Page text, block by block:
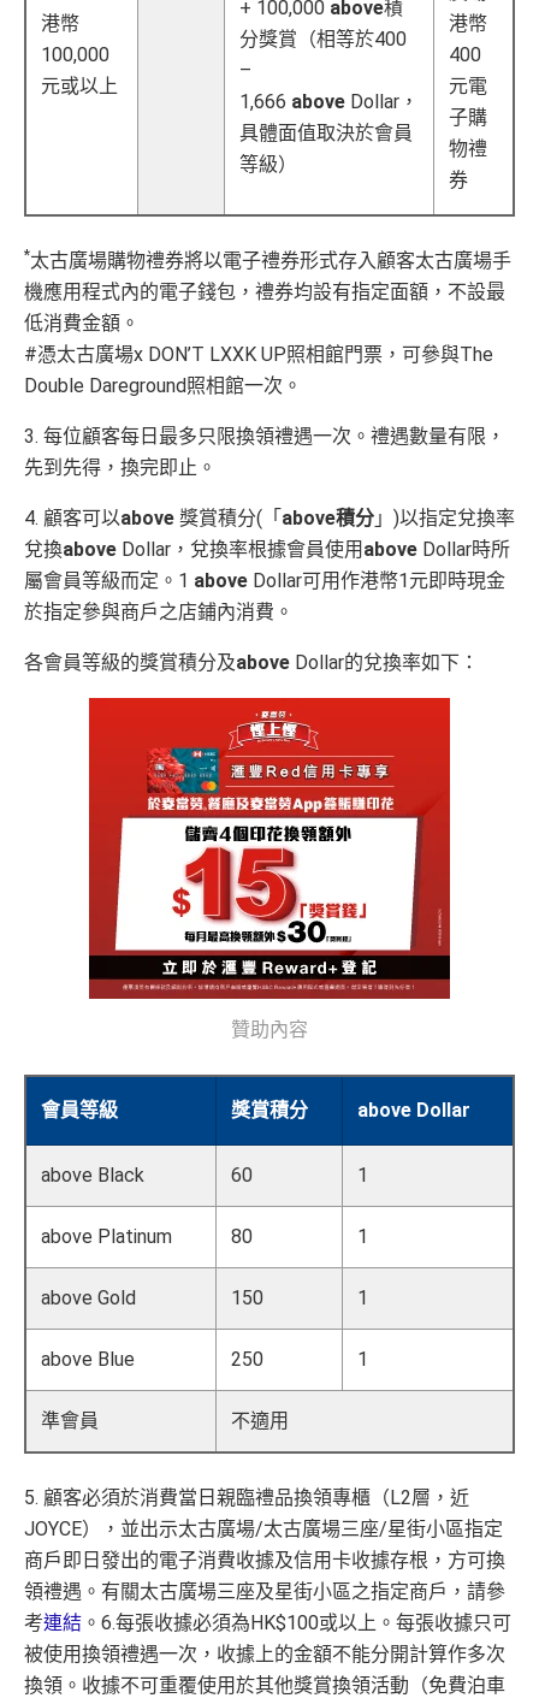
：旅遊意外保障金額高達HK$350萬（需
以AE Explorer卡訂機票）
網上購物安全保證
：以AE Explorer卡簽賬可享退貨保
證、 45日購物保障、延長保養服務及價格保障
：透過「運通財」服務於世界各
地提取現金、超過2,200間美國運通旅遊辦事處提供之
沒有海外簽賬DCC協議，海外實地簽賬唔洗怕中咗DC
C陷阱
一連串
查看更多信用卡詳情及分析...
及
，除香港機場外其他The Centuri
全年全家旅遊保險！
送1張無限次入全球airport VIP lounge既Priority Pass
Amex Platinum Travel Service -Fine Hotels & Resorts
(FHR)識玩又夠運嘅住品牌酒店平過官網不但止仲有
得upgrade套房，免費早餐，Late check out等等benefit
s
可以轉積分為多個飛行里數或酒店積分計劃，包括Asi
a Miles/ Avios/ KrisFlyer/ Marriott Bonvoy
AE緊急家居及汽車支援服務
酒店Elite會籍，Hilton金卡入住送早餐
美心美膳會2-3人星期一至四食有六折
睇戲折扣：星期五係百老匯、PALACE或AMC睇戲買
一送一或其他日子享有8折優惠
AE購物保障：延長一年保障
高達HK$9,000奢華酒店回贈
AE白金卡香港足球會HKFC禮遇
亞洲50+指定高爾夫球會免費果嶺費
信和酒店優惠：會送住宿禮券，信和酒店及遠東酒店
集團第二晚免費住宿
積分無限期
飲食優惠全集：AE美膳會及餐廳優惠合集
AE買一送
優惠活動更新：AE信用卡優惠合集
缺點
海外簽賬手續費小貴，有2%收費(其他卡做緊1至1.9
平日簽賬HK$9=1里，儲里數嚟講唔算吸引
轉換成飛行里數手續費每次HK$400
查看更多信用卡詳情及分析...
港幣
100,000
元或以上
+ 100,000 above積
分獎賞（相等於400
–
1,666 above Dollar，
具體面值取決於會員
等級）
港幣
400
元電
子購
物禮
券
*太古廣場購物禮券將以電子禮券形式存入顧客太古廣場手
機應用程式內的電子錢包，禮券均設有指定面額，不設最
低消費金額。
#憑太古廣場x DON’T LXXK UP照相館門票，可參與The
Double Dareground照相館一次。
3. 每位顧客每日最多只限換領禮遇一次。禮遇數量有限，
先到先得，換完即止。
4. 顧客可以above 獎賞積分(「 above積分 」)以指定兌換率
兌換above Dollar，兌換率根據會員使用 above Dollar時所
屬會員等級而定。1 above Dollar可用作港幣1元即時現金
於指定參與商戶之店鋪內消費。
各會員等級的獎賞積分及above Dollar的兌換率如下：
贊助內容
會員等級 獎賞積分 above Dollar
above Black 60 1
above Platinum 80 1
above Gold 150 1
above Blue 250 1
準會員 不適用
5. 顧客必須於消費當日親臨禮品換領專櫃（L2層，近
JOYCE），並出示太古廣場/太古廣場三座/星街小區指定
商戶即日發出的電子消費收據及信用卡收據存根，方可換
領禮遇。有關太古廣場三座及星街小區之指定商戶，請參
考連結 。6.每張收據必須為HK$100或以上。每張收據只可
被使用換領禮遇一次，收據上的金額不能分開計算作多次
換領。收據不可重覆使用於其他獎賞換領活動（免費泊車